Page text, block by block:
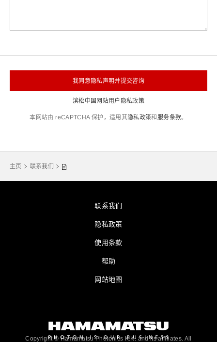
我同意隐私声明并提交咨询
滨松中国网站用户隐私政策
本网站由 reCAPTCHA 保护，适用其隐私政策和 服务条款。
主页 联系我们
联系我们
隐私政策
使用条款
帮助
网站地图
Copyright © Hamamatsu Photonics K.K. and its affiliates. All